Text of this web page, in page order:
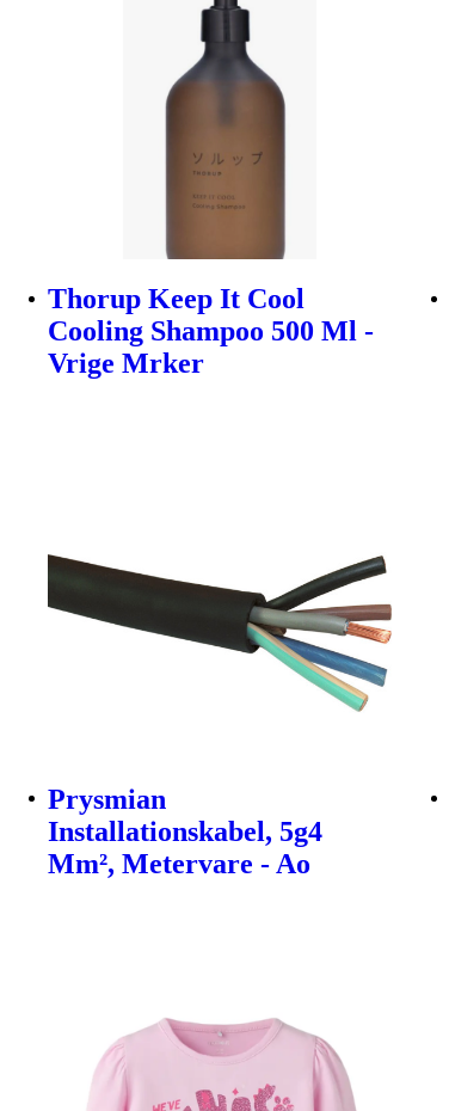
Thorup Keep It Cool
Cooling Shampoo 500 Ml -
Vrige Mrker
Prysmian
Installationskabel, 5g4
Mm², Metervare - Ao